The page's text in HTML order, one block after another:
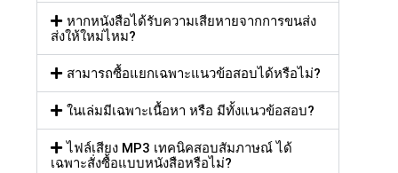
หากหนังสือได้รับความเสียหายจากการขนส่ง
ส่งให้ใหม่ไหม?
สามารถซื้อแยกเฉพาะแนวข้อสอบได้หรือไม่?
ในเล่มมีเฉพาะเนื้อหา หรือ มีทั้งแนวข้อสอบ?
ไฟล์เสียง MP3 เทคนิคสอบสัมภาษณ์ ได้
เฉพาะสั่งซื้อแบบหนังสือหรือไม่?